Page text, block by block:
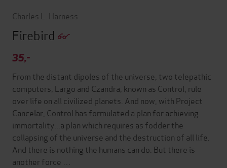
Charles L. Harness
Firebird
35,-
From the distant dipoles of the universe, two telepathic
computers, Largo and Czandra, known as Control, rule
over life on all civilized planets. And now, with Project
Cancelar, Control has formulated a plan for achieving
immortality...a plan which requires as fodder the
collapsing of the universe and the destruction of all life.
And there is nothing the humans can do. But there is
another force …